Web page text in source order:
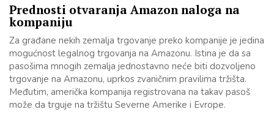
Prednosti otvaranja Amazon naloga na
kompaniju
Za građane nekih zemalja trgovanje preko kompanije je jedina
mogućnost legalnog trgovanja na Amazonu. Istina je da sa
pasošima mnogih zemalja jednostavno neće biti dozvoljeno
trgovanje na Amazonu, uprkos zvaničnim pravilima tržišta.
Međutim, američka kompanija registrovana na takav pasoš
može da trguje na tržištu Severne Amerike i Evrope.